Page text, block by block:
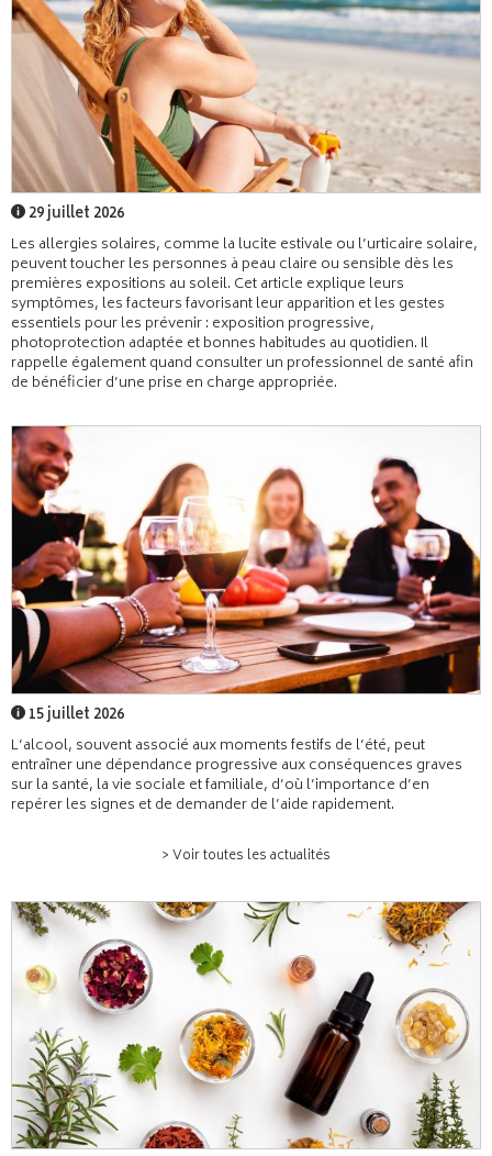
29 juillet 2026
Les allergies solaires, comme la lucite estivale ou l’urticaire solaire,
peuvent toucher les personnes à peau claire ou sensible dès les
premières expositions au soleil. Cet article explique leurs
symptômes, les facteurs favorisant leur apparition et les gestes
essentiels pour les prévenir : exposition progressive,
photoprotection adaptée et bonnes habitudes au quotidien. Il
rappelle également quand consulter un professionnel de santé afin
de bénéficier d’une prise en charge appropriée.
15 juillet 2026
L’alcool, souvent associé aux moments festifs de l’été, peut
entraîner une dépendance progressive aux conséquences graves
sur la santé, la vie sociale et familiale, d’où l’importance d’en
repérer les signes et de demander de l’aide rapidement.
> Voir toutes les actualités